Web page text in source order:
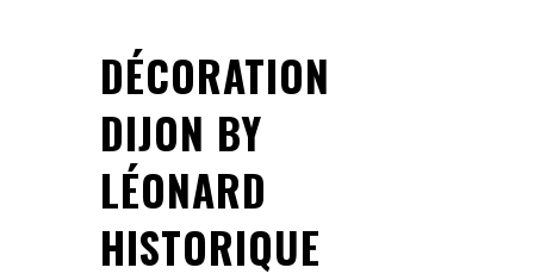
DÉCORATION
DIJON BY
LÉONARD
HISTORIQUE